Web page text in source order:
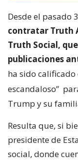
Desde el pasado
contratar Truth
Truth Social,
publicaciones
ha sido calificado
escandaloso”
Trump y su
Resulta que, si
presidente de
social, donde